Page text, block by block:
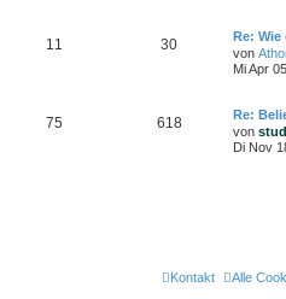
11 30
Re:
von
Mi Apr
75 618
Re:
von
Di Nov
Alle
Kontakt